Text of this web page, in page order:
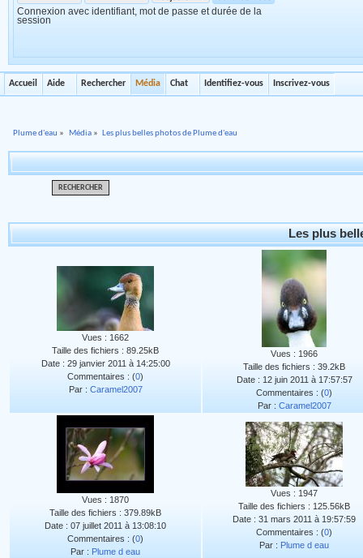
Connexion avec identifiant, mot de passe et durée de la
session
Accueil Aide Rechercher Média Chat Identifiez-vous Inscrivez-vous
Plume d'eau » Média» Les plus belles photos de Plume d'eau
RECHERCHER
Les plus
Vues : 1662
Taille des fichiers : 89.25kB
Date : 29 janvier 2011 à 14:25:00
Commentaires : (0)
Par : Caramel2007
Vues : 1966
Taille des fichiers : 39.2kB
Date : 12 juin 2011 à 17:57:57
Commentaires : (0)
Par : Caramel2007
Vues : 1870
Taille des fichiers : 379.89kB
Date : 07 juillet 2011 à 13:08:10
Commentaires : (0)
Par : Plume d eau
Vues : 1947
Taille des fichiers : 125.56kB
Date : 31 mars 2011 à 19:57:59
Commentaires : (0)
Par : Plume d eau